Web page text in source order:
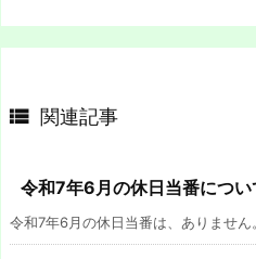
 関連記事
令和7年6月の休日当番につい
令和7年6月の休日当番は、ありません